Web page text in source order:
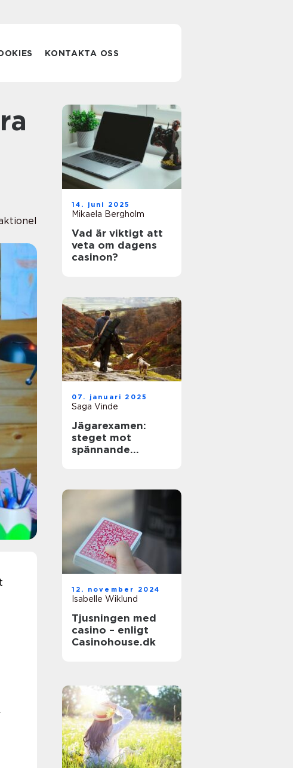
KONTAKTA OSS
14. juni 2025
Mikaela Bergholm
Vad är viktigt att
veta om dagens
casinon?
07. januari 2025
Saga Vinde
Jägarexamen:
steget mot
spännande
12. november 2024
Isabelle Wiklund
Tjusningen med
casino – enligt
Casinohouse.dk